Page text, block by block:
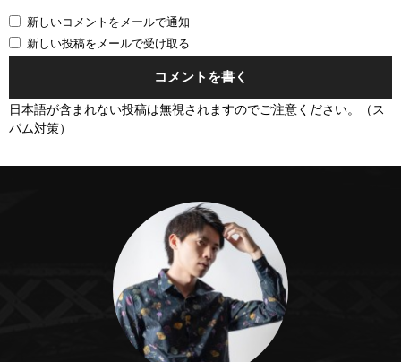
新しいコメントをメールで通知
新しい投稿をメールで受け取る
日本語が含まれない投稿は無視されますのでご注意ください。（ス
パム対策）